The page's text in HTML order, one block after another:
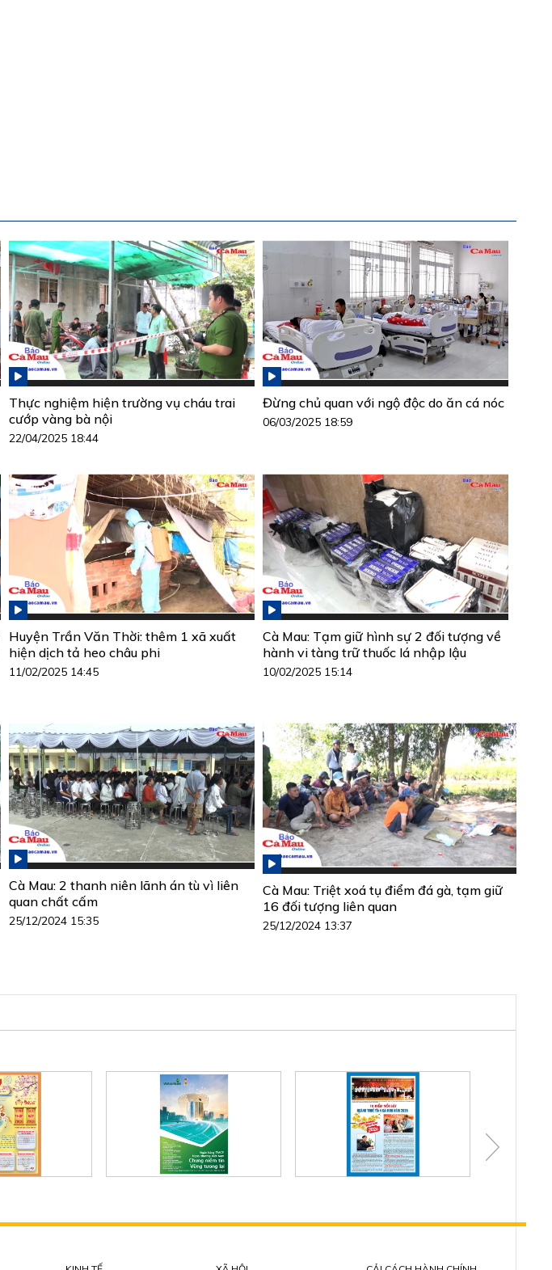
Thực nghiệm hiện trường vụ cháu trai
cướp vàng bà nội
22/04/2025 18:44
Đừng chủ quan với ngộ độc do ăn cá nóc
06/03/2025 18:59
Huyện Trần Văn Thời: thêm 1 xã xuất
hiện dịch tả heo châu phi
11/02/2025 14:45
Cà Mau: Tạm giữ hình sự 2 đối tượng về
hành vi tàng trữ thuốc lá nhập lậu
10/02/2025 15:14
Cà Mau: 2 thanh niên lãnh án tù vì liên
quan chất cấm
25/12/2024 15:35
Cà Mau: Triệt xoá tụ điểm đá gà, tạm giữ
16 đối tượng liên quan
25/12/2024 13:37